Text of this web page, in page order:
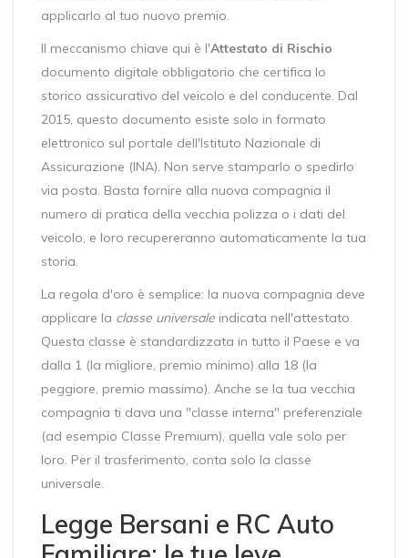
applicarlo al tuo nuovo premio.
Il meccanismo chiave qui è l'Attestato di Rischio
documento digitale obbligatorio che certifica lo
storico assicurativo del veicolo e del conducente. Dal
2015, questo documento esiste solo in formato
elettronico sul portale dell'Istituto Nazionale di
Assicurazione (INA). Non serve stamparlo o spedirlo
via posta. Basta fornire alla nuova compagnia il
numero di pratica della vecchia polizza o i dati del
veicolo, e loro recupereranno automaticamente la tua
storia.
La regola d'oro è semplice: la nuova compagnia deve
applicare la classe universale indicata nell'attestato.
Questa classe è standardizzata in tutto il Paese e va
dalla 1 (la migliore, premio minimo) alla 18 (la
peggiore, premio massimo). Anche se la tua vecchia
compagnia ti dava una "classe interna" preferenziale
(ad esempio Classe Premium), quella vale solo per
loro. Per il trasferimento, conta solo la classe
universale.
Legge Bersani e RC Auto